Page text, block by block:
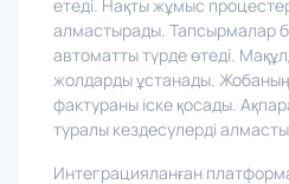
қажет емес. Ол жүйелерге
етеді. Нақты жұмыс
алмастырады. Тапсырмалар
автоматты түрде өтеді.
жолдарды ұстанады.
фактураны іске қосады.